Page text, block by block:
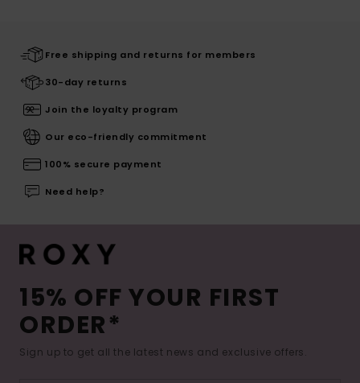
Free shipping and returns for members
30-day returns
Join the loyalty program
Our eco-friendly commitment
100% secure payment
Need help?
15% OFF YOUR FIRST
ORDER*
Sign up to get all the latest news and exclusive offers.